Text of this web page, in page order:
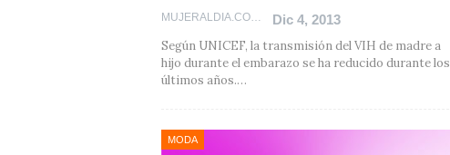
Dic 4, 2013
Según UNICEF, la transmisión del VIH de madre a
hijo durante el embarazo se ha reducido durante los
últimos años.…
MODA